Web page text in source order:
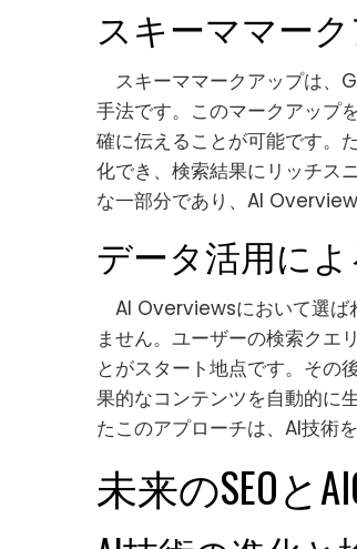
スキーママー
スキーママークアップは、
手法です。このマークアップ
確に伝えることが可能です。
化でき、検索結果にリッチス
な一部分であり、AI
データ活用に
AI Overviewsにおいて選ば
ません。ユーザーの検索クエ
とがスタート地点です。その
果的なコンテンツを自動的に
たこのアプローチは、AI技術
未来のSEOと